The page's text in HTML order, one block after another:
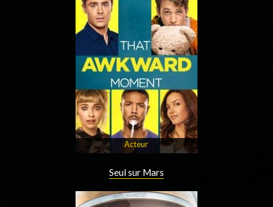
Acteur
Seul sur Mars